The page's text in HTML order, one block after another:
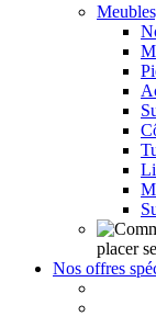
placer
Nos offres